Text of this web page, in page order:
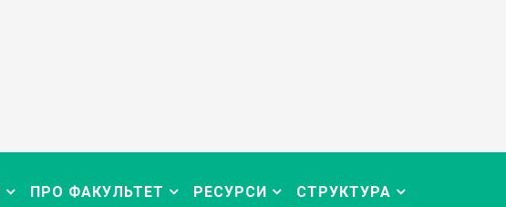
ПРО ФАКУЛЬТЕТ РЕСУРСИ СТРУКТУРА